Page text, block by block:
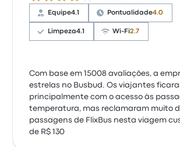
Equipe4.1 Pontualidade4.0
Limpeza4.1 Wi-Fi2.7
Com base em 15008 avaliações, a
estrelas no Busbud. Os viajantes
principalmente com o acesso às
temperatura, mas reclamaram muito
passagens de FlixBus nesta viagem
de R$ 130